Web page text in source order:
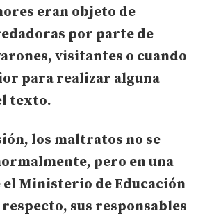
eran objeto de
por parte de
visitantes o cuando
para realizar alguna
texto.
los maltratos no se
pero en una
el Ministerio de Educación
sus responsables